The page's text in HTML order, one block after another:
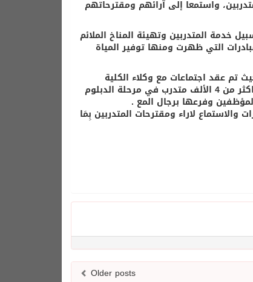
واستمعا إلى آرائهم ومقترحاتهم
خدمة المتدربين وتهيئة المناخ الملائم
التي ظهرت ومنها توفير المياة
تم عقد اجتماعات مع وكلاء الكلية
ومشرفي الفروع ورؤساء الأقسام لتهيئة الأجواء للمتدربين حيث تضم الكلية اكثر من 4 الألف متدرب في مرحلة الدبلوم
لاراء ومقترحات المتدربين بِمَا
Older posts